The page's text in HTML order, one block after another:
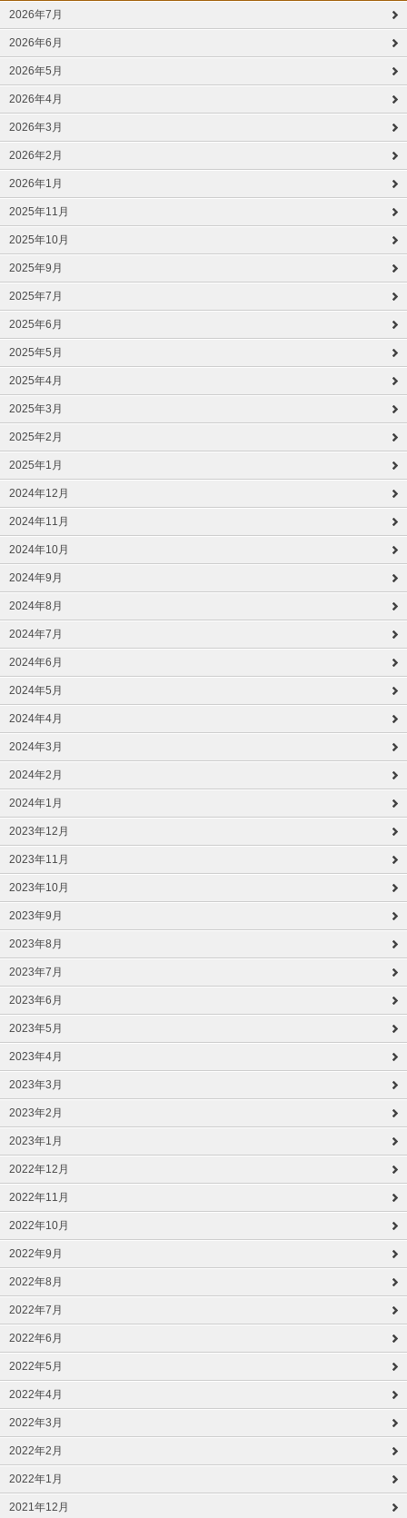
2026年7月
2026年6月
2026年5月
2026年4月
2026年3月
2026年2月
2026年1月
2025年11月
2025年10月
2025年9月
2025年7月
2025年6月
2025年5月
2025年4月
2025年3月
2025年2月
2025年1月
2024年12月
2024年11月
2024年10月
2024年9月
2024年8月
2024年7月
2024年6月
2024年5月
2024年4月
2024年3月
2024年2月
2024年1月
2023年12月
2023年11月
2023年10月
2023年9月
2023年8月
2023年7月
2023年6月
2023年5月
2023年4月
2023年3月
2023年2月
2023年1月
2022年12月
2022年11月
2022年10月
2022年9月
2022年8月
2022年7月
2022年6月
2022年5月
2022年4月
2022年3月
2022年2月
2022年1月
2021年12月